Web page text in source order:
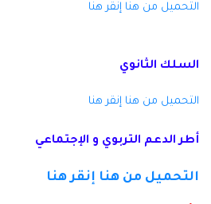
التحميل من هنا إنقر هنا
السلك الثانوي
التحميل من هنا إنقر هنا
أطر الدعم التربوي و الإجتماعي
التحميل من هنا إنقر هنا